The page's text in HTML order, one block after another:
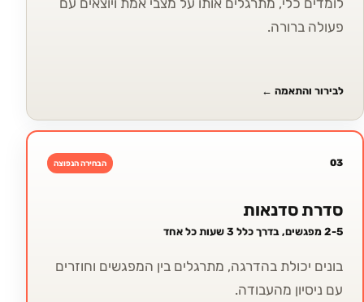
לומדים כלי, מתרגלים אותו על מצבי אמת ויוצאים עם
פעולה ברורה.
לבירור והתאמה ←
03 הבחירה הנפוצה
סדרת סדנאות
2-5 מפגשים, בדרך כלל 3 שעות כל אחד
בונים יכולת בהדרגה, מתרגלים בין המפגשים וחוזרים
עם ניסיון מהעבודה.